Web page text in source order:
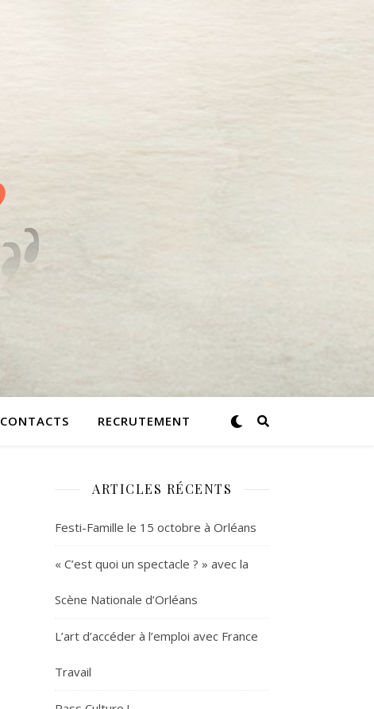
CONTACTS RECRUTEMENT
ARTICLES RÉCENTS
Festi-Famille le 15 octobre à Orléans
« C’est quoi un spectacle ? » avec la
Scène Nationale d’Orléans
L’art d’accéder à l’emploi avec France
Travail